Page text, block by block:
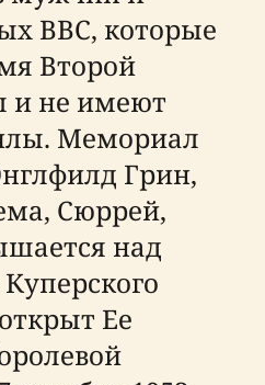
ВВС, которые
Второй
и не имеют
Мемориал
Грин,
Сюррей,
над
Ее